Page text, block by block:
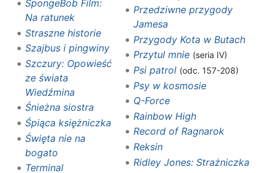
SpongeBob Film:
Na ratunek
Straszne historie
Szajbus i pingwiny
Szczury: Opowieść
ze świata
Wiedźmina
Śnieżna siostra
Śpiąca księżniczka
Święta nie na
bogato
Terminal
Przedziwne przygody
Jamesa
Przygody Kota w Butach
Przytul mnie (seria IV)
Psi patrol (odc. 157-208)
Psy w kosmosie
Q-Force
Rainbow High
Record of Ragnarok
Reksin
Ridley Jones: Strażniczka